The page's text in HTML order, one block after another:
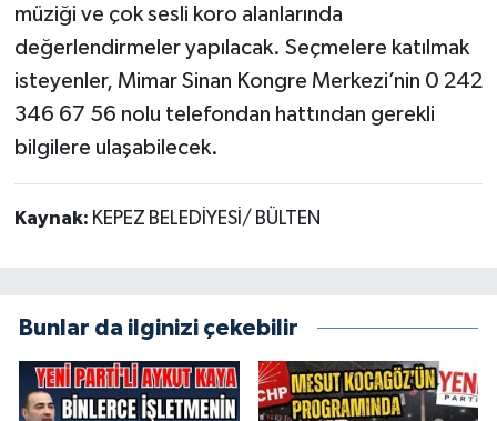
müziği ve çok sesli koro alanlarında
değerlendirmeler yapılacak. Seçmelere katılmak
isteyenler, Mimar Sinan Kongre Merkezi’nin 0 242
346 67 56 nolu telefondan hattından gerekli
bilgilere ulaşabilecek.
Kaynak: KEPEZ BELEDİYESİ/ BÜLTEN
Bunlar da ilginizi çekebilir